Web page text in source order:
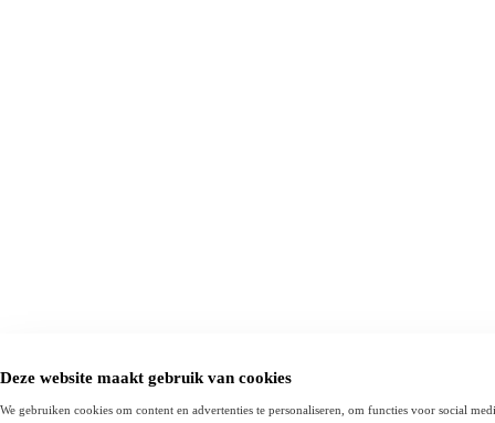
Deze website maakt gebruik van cookies
We gebruiken cookies om content en advertenties te personaliseren, om functies voor social